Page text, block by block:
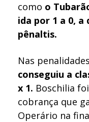
como o
ida por 1 a 0,
pênaltis.
Nas
conseguiu a
x 1. Boschilia
cobrança que
Operário na